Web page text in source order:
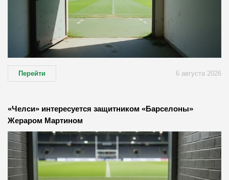
Перейти 6 августа 2026
«Челси» интересуется защитником «Барселоны»
Жераром Мартином